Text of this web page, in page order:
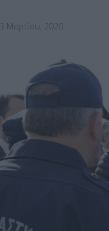
3 Μαρτίου, 2020